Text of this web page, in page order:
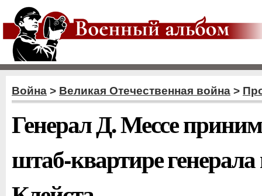
Война > Великая Отечественная война >
Генерал Д. Мессе
штаб-квартире